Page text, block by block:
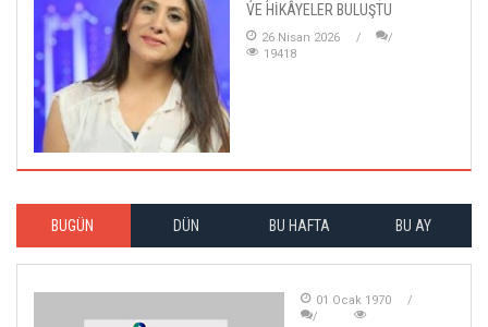
VE HİKÂYELER BULUŞTU
26 Nisan 2026
19418
BUGÜN DÜN BU HAFTA BU AY
01 Ocak 1970